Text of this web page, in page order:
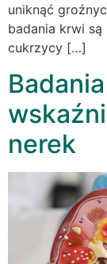
uniknąć
badania krwi
cukrzycy […]
nerek